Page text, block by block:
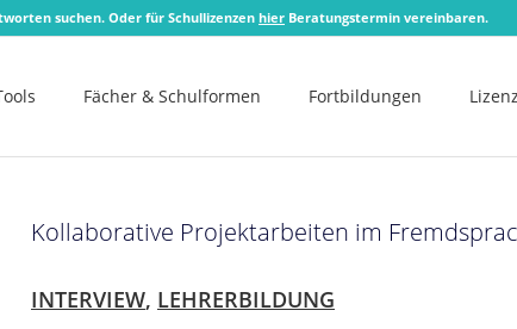
suchen. Oder für Schullizenzenhier Beratungstermin vereinbaren.
Fächer & Schulformen Fortbildungen
Kollaborative Projektarbeiten im
INTERVIEW, LEHRERBILDUNG